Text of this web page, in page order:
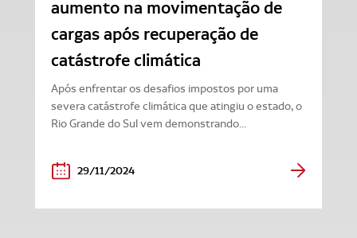
aumento na movimentação de
cargas após recuperação de
catástrofe climática
Após enfrentar os desafios impostos por uma
severa catástrofe climática que atingiu o estado, o
Rio Grande do Sul vem demonstrando...
29/11/2024